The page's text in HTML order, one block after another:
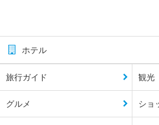
ホテル
旅行ガイド 観光
グルメ ショ